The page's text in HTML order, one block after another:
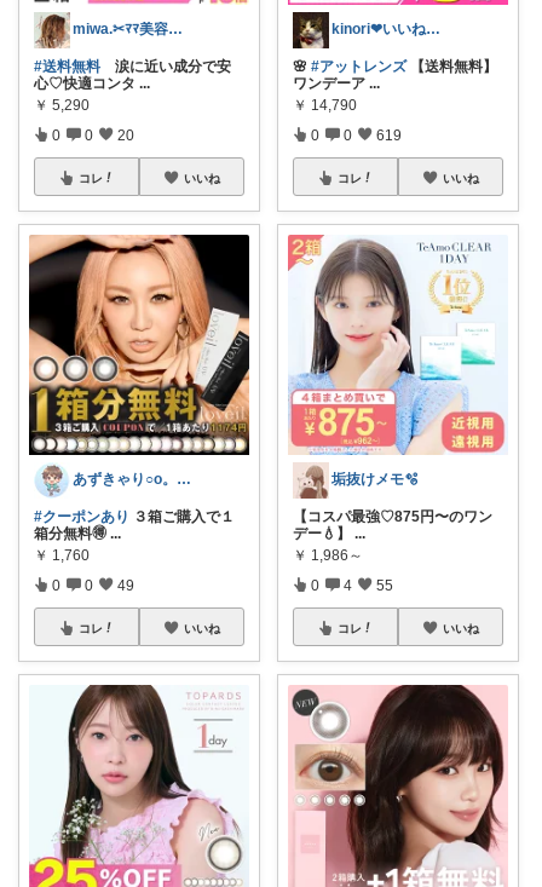
miwa.✂︎ﾏﾏ美容師💎
#送料無料 涙に近い成分で安
心♡快適コンタ ...
￥ 5,290
0 0 20
コレ いいね
あずきゃり○o。.🐟🐠
#クーポンあり ３箱ご購入で１
箱分無料🉐 ...
￥ 1,760
0 0 49
コレ いいね
kinori❤︎いいねご購入感謝です💝
🌸 #アットレンズ【送料無料】
ワンデーア ...
￥ 14,790
0 0 619
コレ いいね
垢抜けメモ🫧
【コスパ最強♡875円〜のワン
デー💧】 ...
￥ 1,986～
0 4 55
コレ いいね